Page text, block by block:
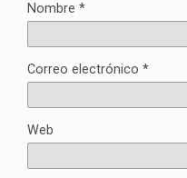
Nombre *
Correo electrónico *
Web